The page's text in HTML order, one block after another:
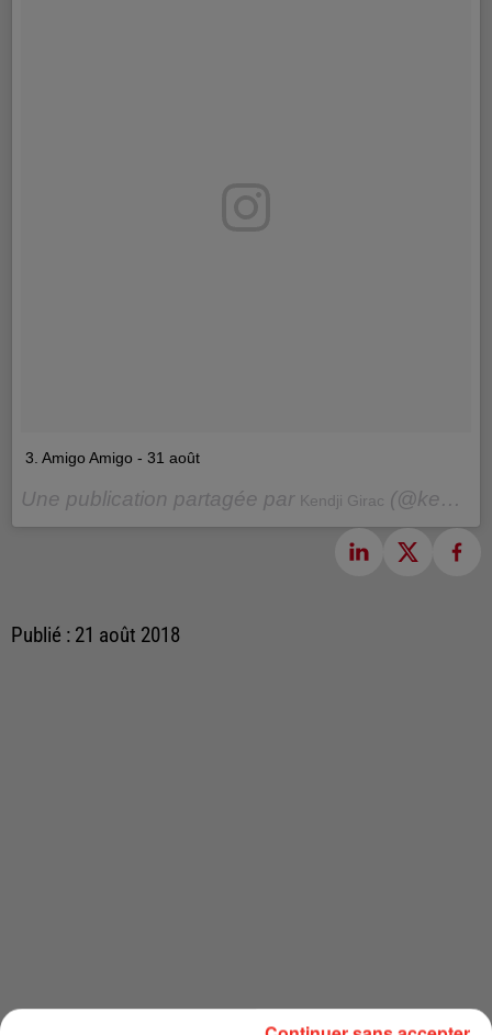
3. Amigo Amigo - 31 août
Une publication partagée par Kendji Girac (@kendjiofficiel) le
Publié : 21 août 2018